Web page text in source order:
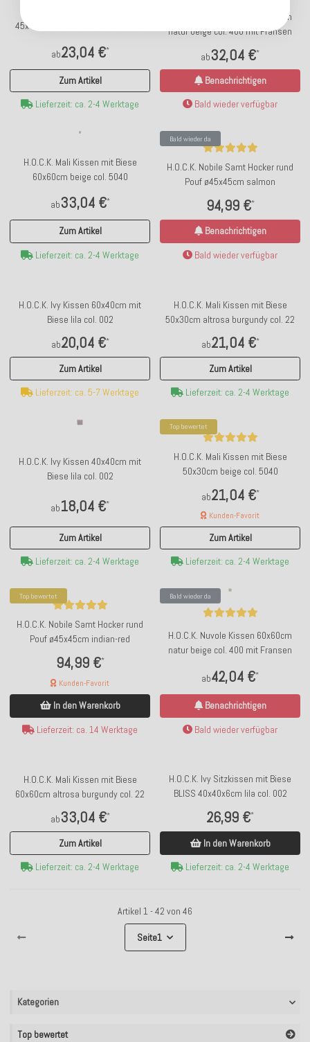
45x45cm altrosa burgundy col. 22
ab23,04 €*
Zum Artikel
Lieferzeit: ca. 2-4 Werktage
H.O.C.K. Nuvole Kissen 50x30cm
natur beige col. 400 mit Fransen
ab32,04 €*
Benachrichtigen
Bald wieder verfügbar
H.O.C.K. Mali Kissen mit Biese
60x60cm beige col. 5040
ab33,04 €*
Zum Artikel
Lieferzeit: ca. 2-4 Werktage
Bald wieder da
H.O.C.K. Nobile Samt Hocker rund
Pouf ø45x45cm salmon
94,99 €*
Benachrichtigen
Bald wieder verfügbar
H.O.C.K. Ivy Kissen 60x40cm mit
Biese lila col. 002
ab20,04 €*
Zum Artikel
Lieferzeit: ca. 5-7 Werktage
H.O.C.K. Mali Kissen mit Biese
50x30cm altrosa burgundy col. 22
ab21,04 €*
Zum Artikel
Lieferzeit: ca. 2-4 Werktage
H.O.C.K. Ivy Kissen 40x40cm mit
Biese lila col. 002
ab18,04 €*
Zum Artikel
Lieferzeit: ca. 2-4 Werktage
Top bewertet
H.O.C.K. Mali Kissen mit Biese
50x30cm beige col. 5040
ab21,04 €*
Kunden-Favorit
Zum Artikel
Lieferzeit: ca. 2-4 Werktage
Top bewertet
H.O.C.K. Nobile Samt Hocker rund
Pouf ø45x45cm indian-red
94,99 €*
Kunden-Favorit
In den Warenkorb
Lieferzeit: ca. 14 Werktage
Bald wieder da
H.O.C.K. Nuvole Kissen 60x60cm
natur beige col. 400 mit Fransen
ab42,04 €*
Benachrichtigen
Bald wieder verfügbar
H.O.C.K. Mali Kissen mit Biese
60x60cm altrosa burgundy col. 22
ab33,04 €*
Zum Artikel
Lieferzeit: ca. 2-4 Werktage
H.O.C.K. Ivy Sitzkissen mit Biese
BLISS 40x40x6cm lila col. 002
26,99 €*
In den Warenkorb
Lieferzeit: ca. 2-4 Werktage
Artikel 1 - 42 von 46
Seite1
Kategorien
Top bewertet